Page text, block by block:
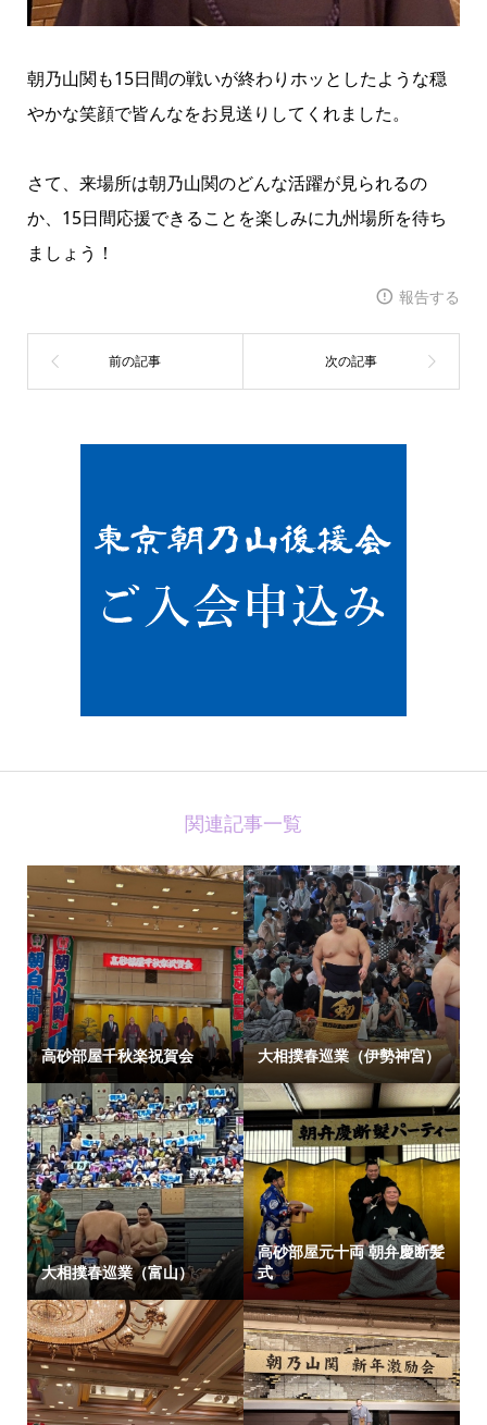
朝乃山関も15日間の戦いが終わりホッとしたような穏
やかな笑顔で皆んなをお見送りしてくれました。
さて、来場所は朝乃山関のどんな活躍が見られるの
か、15日間応援できることを楽しみに九州場所を待ち
ましょう！
報告する
関連記事一覧
高砂部屋千秋楽祝賀会 大相撲春巡業（伊勢神宮）
大相撲春巡業（富山）
高砂部屋元十両 朝弁慶断髪
式